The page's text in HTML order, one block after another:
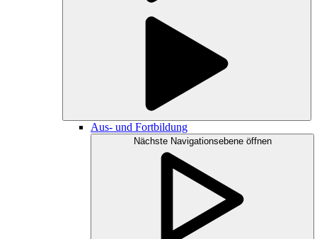
Aus- und Fortbildung
Nächste Navigationsebene öffnen